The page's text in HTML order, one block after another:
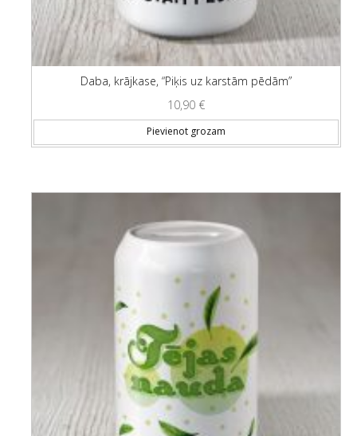
Daba, krājkase, “Piķis uz karstām pēdām”
10,90 €
Pievienot grozam